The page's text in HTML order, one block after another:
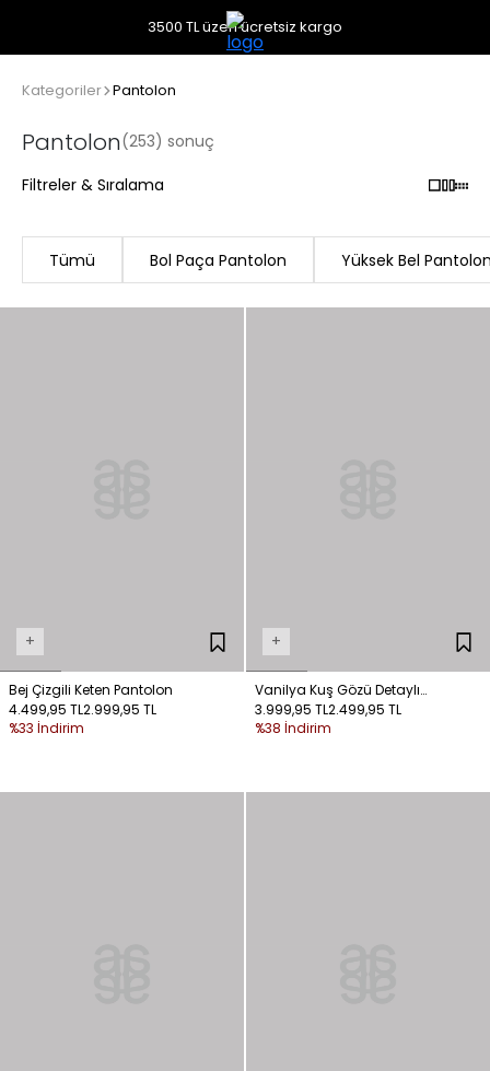
3500 TL üzeri ücretsiz kargo
Kategoriler Pantolon
Pantolon(253) sonuç
Filtreler & Sıralama
Tümü Bol Paça Pantolon Yüksek Bel
+
Bej Çizgili Keten Pantolon
4.499,95 TL2.999,95 TL
%33 İndirim
+
Vanilya Kuş Gözü Detaylı
Pantolon
3.999,95 TL2.499,95 TL
%38 İndirim